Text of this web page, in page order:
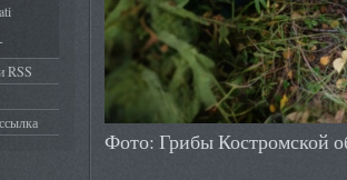
RSS
Фото: Грибы Костромской